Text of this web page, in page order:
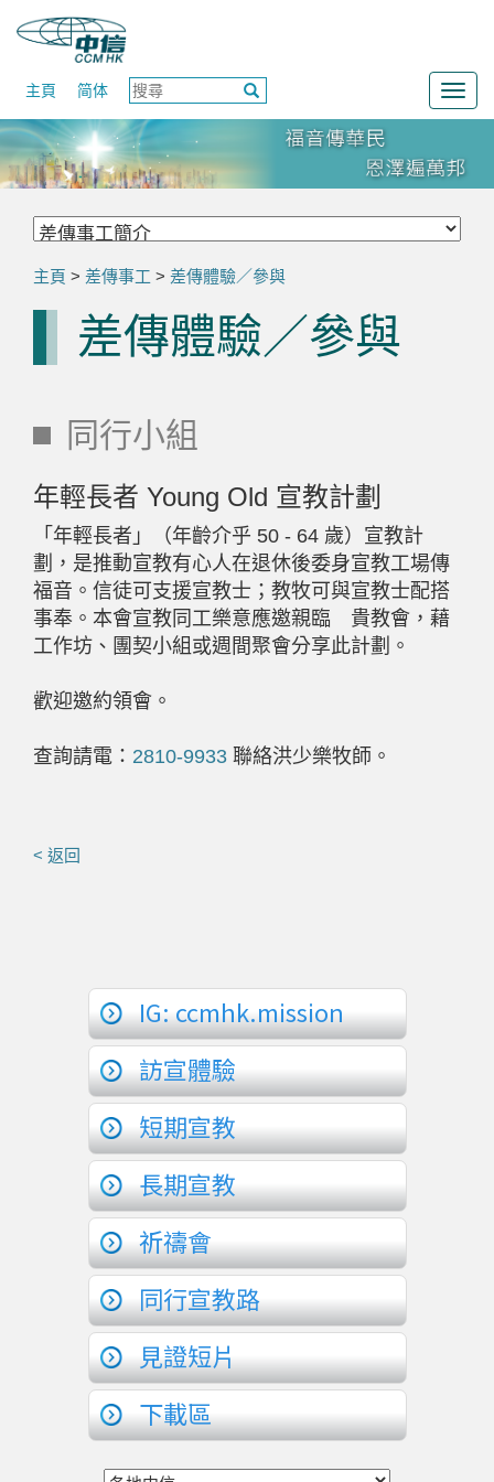
主頁 简体
主頁 > 差傳事工 > 差傳體驗／參與
差傳體驗／參與
同行小組
年輕長者 Young Old 宣教計劃
「年輕長者」（年齡介乎 50 - 64 歲）宣教計
劃，是推動宣教有心人在退休後委身宣教工場傳
福音。信徒可支援宣教士；教牧可與宣教士配搭
事奉。本會宣教同工樂意應邀親臨 貴教會，藉
工作坊、團契小組或週間聚會分享此計劃。
歡迎邀約領會。
查詢請電： 2810-9933 聯絡洪少樂牧師。
< 返回
IG: ccmhk.mission
訪宣體驗
短期宣教
長期宣教
祈禱會
同行宣教路
見證短片
下載區